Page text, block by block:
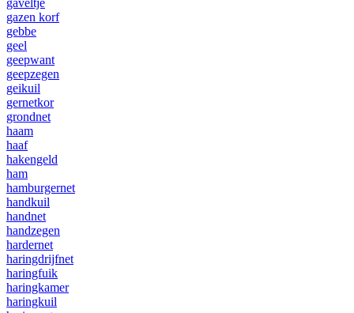
gaveltje
gazen korf
gebbe
geel
geepwant
geepzegen
geikuil
gernetkor
grondnet
haam
haaf
hakengeld
ham
hamburgernet
handkuil
handnet
handzegen
hardernet
haringdrijfnet
haringfuik
haringkamer
haringkuil